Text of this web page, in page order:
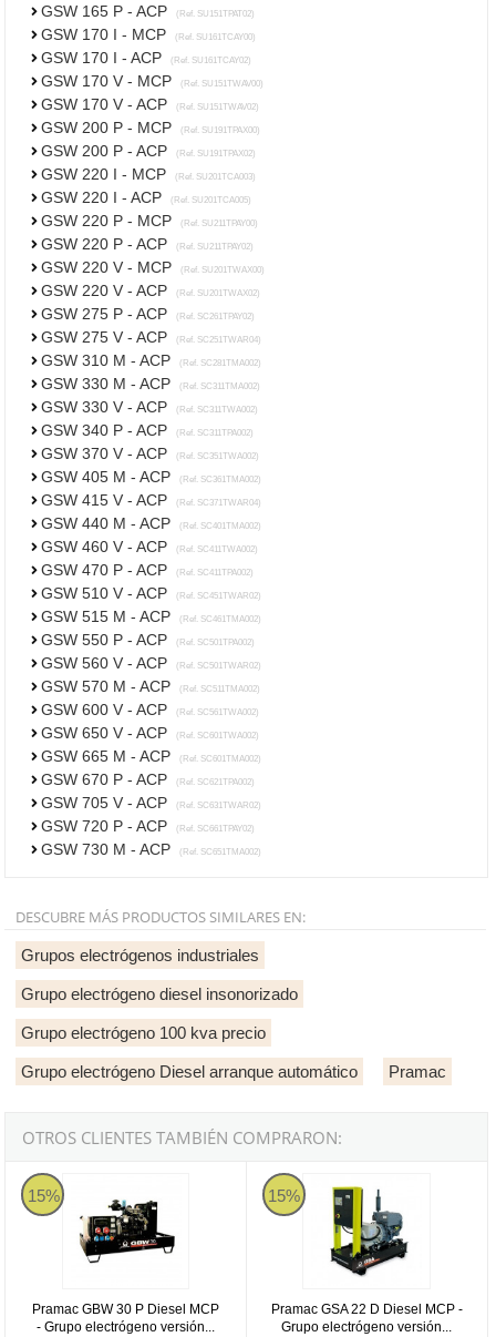
GSW 165 P - ACP (Ref. SU151TPAT02)
GSW 170 I - MCP (Ref. SU161TCAY00)
GSW 170 I - ACP (Ref. SU161TCAY02)
GSW 170 V - MCP (Ref. SU151TWAV00)
GSW 170 V - ACP (Ref. SU151TWAV02)
GSW 200 P - MCP (Ref. SU191TPAX00)
GSW 200 P - ACP (Ref. SU191TPAX02)
GSW 220 I - MCP (Ref. SU201TCA003)
GSW 220 I - ACP (Ref. SU201TCA005)
GSW 220 P - MCP (Ref. SU211TPAY00)
GSW 220 P - ACP (Ref. SU211TPAY02)
GSW 220 V - MCP (Ref. SU201TWAX00)
GSW 220 V - ACP (Ref. SU201TWAX02)
GSW 275 P - ACP (Ref. SC261TPAY02)
GSW 275 V - ACP (Ref. SC251TWAR04)
GSW 310 M - ACP (Ref. SC281TMA002)
GSW 330 M - ACP (Ref. SC311TMA002)
GSW 330 V - ACP (Ref. SC311TWA002)
GSW 340 P - ACP (Ref. SC311TPA002)
GSW 370 V - ACP (Ref. SC351TWA002)
GSW 405 M - ACP (Ref. SC361TMA002)
GSW 415 V - ACP (Ref. SC371TWAR04)
GSW 440 M - ACP (Ref. SC401TMA002)
GSW 460 V - ACP (Ref. SC411TWA002)
GSW 470 P - ACP (Ref. SC411TPA002)
GSW 510 V - ACP (Ref. SC451TWAR02)
GSW 515 M - ACP (Ref. SC461TMA002)
GSW 550 P - ACP (Ref. SC501TPA002)
GSW 560 V - ACP (Ref. SC501TWAR02)
GSW 570 M - ACP (Ref. SC511TMA002)
GSW 600 V - ACP (Ref. SC561TWA002)
GSW 650 V - ACP (Ref. SC601TWA002)
GSW 665 M - ACP (Ref. SC601TMA002)
GSW 670 P - ACP (Ref. SC621TPA002)
GSW 705 V - ACP (Ref. SC631TWAR02)
GSW 720 P - ACP (Ref. SC661TPAY02)
GSW 730 M - ACP (Ref. SC651TMA002)
DESCUBRE MÁS PRODUCTOS SIMILARES EN:
Grupos electrógenos industriales
Grupo electrógeno diesel insonorizado
Grupo electrógeno 100 kva precio
Grupo electrógeno Diesel arranque automático Pramac
OTROS CLIENTES TAMBIÉN COMPRARON:
15%
Pramac GBW 30 P Diesel MCP
- Grupo electrógeno versión...
Pramac GBW 30 P Diesel MCP - Grupo electrógeno versión abierta
15%
Pramac GSA 22 D Diesel MCP -
Grupo electrógeno versión...
Pramac GSA 22 D Diesel MCP -